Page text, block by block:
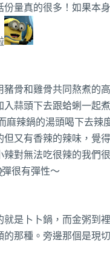
份量真的很多！如果本
豬骨和雞骨共同熬煮的
入蒜頭下去跟蛤蜊一起
麻辣鍋的湯頭喝下去辣
但又有香辣的辣味，覺
辣對無法吃很辣的我們
很有彈性～
就是卜卜鍋，而金粥到
的那種。旁邊那個是現